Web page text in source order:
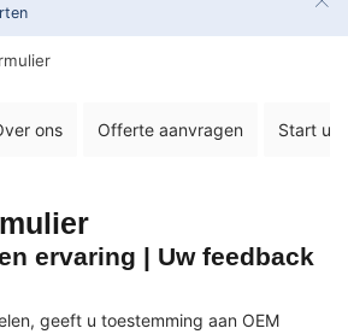
ons Offerte aanvragen Start
ervaring | Uw feedback
geeft u toestemming aan OEM